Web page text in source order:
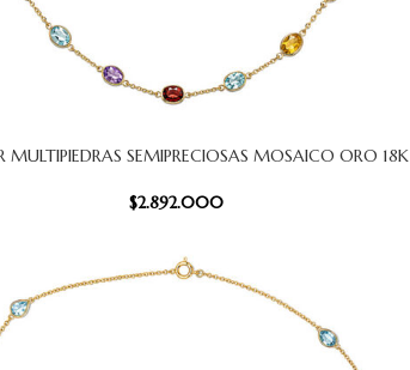
MULTIPIEDRAS SEMIPRECIOSAS MOSAICO ORO 18K
$2.892.000